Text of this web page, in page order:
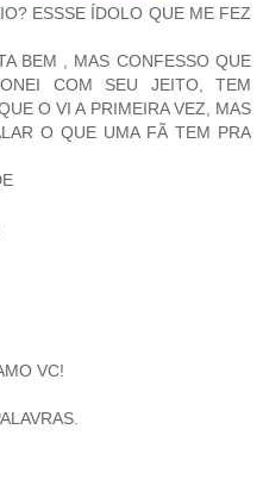
ESSSE ÍDOLO QUE ME FEZ
BEM , MAS CONFESSO QUE
COM SEU JEITO, TEM
O VI A PRIMEIRA VEZ, MAS
O QUE UMA FÃ TEM PRA
VC!